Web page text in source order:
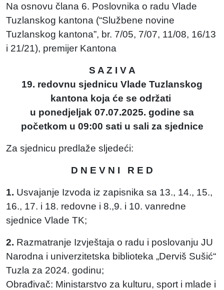
Na osnovu člana 6. Poslovnika o radu Vlade
Tuzlanskog kantona (“Službene novine
Tuzlanskog kantona”, br. 7/05, 7/07, 11/08, 16/13
i 21/21), premijer Kantona
S A Z I V A
19. redovnu sjednicu Vlade Tuzlanskog
kantona koja će se održati
u ponedjeljak 07.07.2025. godine sa
početkom u 09:00 sati u sali za sjednice
Za sjednicu predlaže sljedeći:
D N E V N I R E D
1. Usvajanje Izvoda iz zapisnika sa 13., 14., 15.,
16., 17. i 18. redovne i 8.,9. i 10. vanredne
sjednice Vlade TK;
2. Razmatranje Izvještaja o radu i poslovanju JU
Narodna i univerzitetska biblioteka „Derviš Sušić“
Tuzla za 2024. godinu;
Obrađivač: Ministarstvo za kulturu, sport i mlade i